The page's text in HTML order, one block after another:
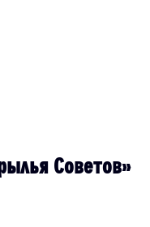
Советов»